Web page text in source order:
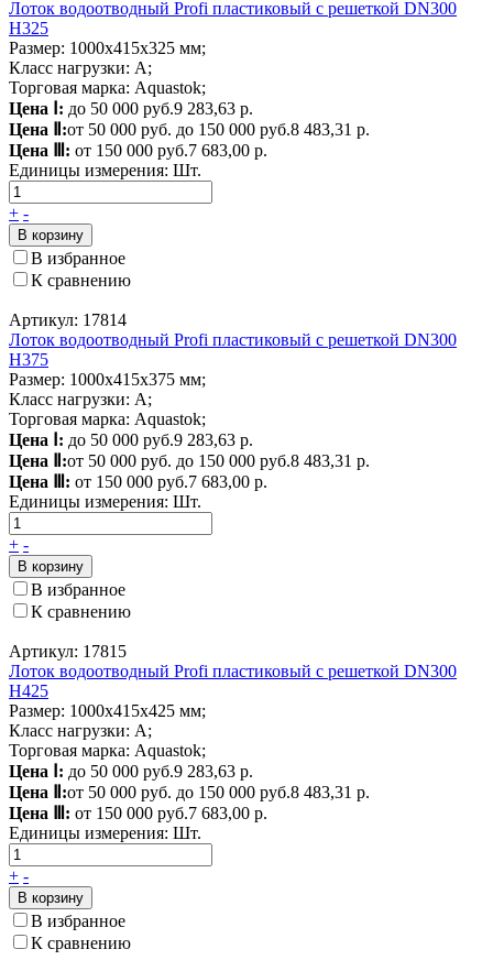
Лоток водоотводный Profi пластиковый с решеткой DN300
H325
Размер: 1000х415х325 мм;
Класс нагрузки: A;
Торговая марка: Aquastok;
Цена Ⅰ: до 50 000 руб.9 283,63 р.
Цена Ⅱ:от 50 000 руб. до 150 000 руб.8 483,31 р.
Цена Ⅲ: от 150 000 руб.7 683,00 р.
Единицы измерения: Шт.
+ -
В корзину
В избранное
К сравнению
Артикул: 17814
Лоток водоотводный Profi пластиковый с решеткой DN300
H375
Размер: 1000х415х375 мм;
Класс нагрузки: A;
Торговая марка: Aquastok;
Цена Ⅰ: до 50 000 руб.9 283,63 р.
Цена Ⅱ:от 50 000 руб. до 150 000 руб.8 483,31 р.
Цена Ⅲ: от 150 000 руб.7 683,00 р.
Единицы измерения: Шт.
+ -
В корзину
В избранное
К сравнению
Артикул: 17815
Лоток водоотводный Profi пластиковый с решеткой DN300
H425
Размер: 1000х415х425 мм;
Класс нагрузки: A;
Торговая марка: Aquastok;
Цена Ⅰ: до 50 000 руб.9 283,63 р.
Цена Ⅱ:от 50 000 руб. до 150 000 руб.8 483,31 р.
Цена Ⅲ: от 150 000 руб.7 683,00 р.
Единицы измерения: Шт.
+ -
В корзину
В избранное
К сравнению